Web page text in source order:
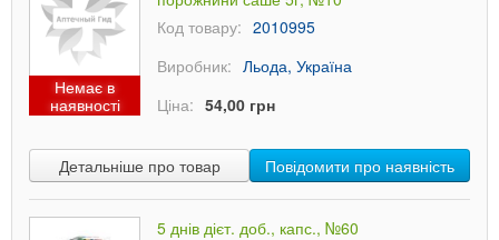
Немає в
наявності
Код товару: 2010995
Виробник: Льода, Україна
Ціна: 54,00 грн
Детальніше про товар Повідомити про наявність
5 днів дієт. доб., капс., №60